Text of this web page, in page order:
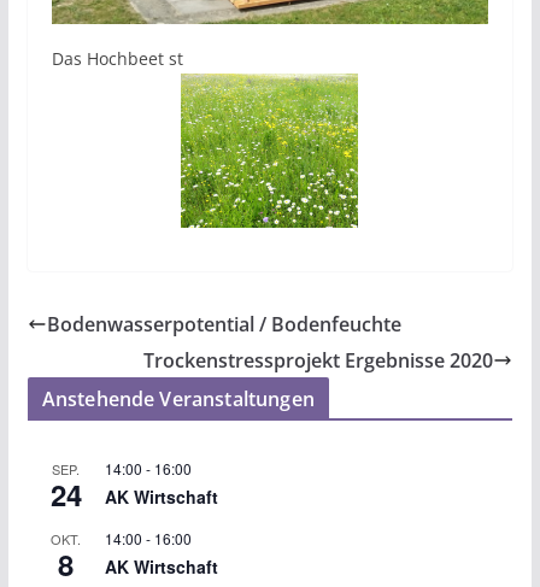
Das Hochbeet st
Bodenwasserpotential / Bodenfeuchte
Trockenstressprojekt Ergebnisse 2020
Anstehende Veranstaltungen
SEP.
24
14:00 - 16:00
AK Wirtschaft
OKT.
8
14:00 - 16:00
AK Wirtschaft